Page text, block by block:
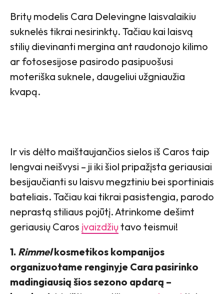
Britų modelis Cara Delevingne laisvalaikiu
suknelės tikrai nesirinktų. Tačiau kai laisvą
stilių dievinanti mergina ant raudonojo kilimo
ar fotosesijose pasirodo pasipuošusi
moteriška suknele, daugeliui užgniaužia
kvapą.
Ir vis dėlto maištaujančios sielos iš Caros taip
lengvai neišvysi – ji iki šiol pripažįsta geriausiai
besijaučianti su laisvu megztiniu bei sportiniais
bateliais. Tačiau kai tikrai pasistengia, parodo
neprastą stiliaus pojūtį. Atrinkome dešimt
geriausių Caros įvaizdžiųtavo teismui!
1. Rimmelkosmetikos kompanijos
organizuotame renginyje Cara pasirinko
madingiausią šios sezono apdarą –